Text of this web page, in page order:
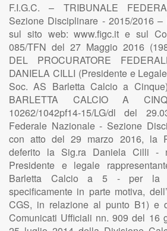
F.I.G.C. – TRIBUNALE
Sezione Disciplinare - 2015/2016
sul sito web: www.figc.it e sul
085/TFN del 27 Maggio 2016
DEL PROCURATORE
DANIELA CILLI (Presidente e
Soc. AS Barletta Calcio a
BARLETTA CALCIO A
10262/1042pf14-15/LG/dl del
Federale Nazionale - Sezione
con atto del 29 marzo 2016, la
deferito la Sig.ra Daniela Cilli -
Presidente e legale
Barletta Calcio a 5 - per la
specificamente in parte motiva,
CGS, in relazione al punto B1) e
Comunicati Ufficiali nn. 909 del 16